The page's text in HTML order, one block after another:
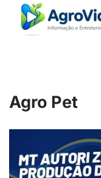
Pular
Agro Pet